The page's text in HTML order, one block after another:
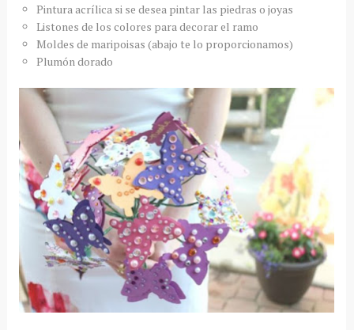
Pintura acrílica si se desea pintar las piedras o joyas
Listones de los colores para decorar el ramo
Moldes de maripoisas (abajo te lo proporcionamos)
Plumón dorado